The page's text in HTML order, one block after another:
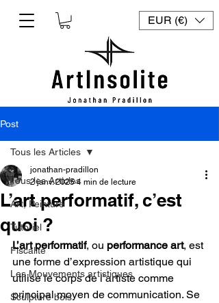
EUR (€)
Post
Tous les Articles
Art, Peinture
Tutoriel
Fiscalité
Les Mouvements artistiques
Sculpture bois
Tous les Articles
L’art performatif, c’est
quoi ?
jonathan-pradillon
2 janv. 2025 4 min de lecture
L’art performatif, ou performance art, est
une forme d’expression artistique qui
utilise le corps de l’artiste comme
principal moyen de communication. Se